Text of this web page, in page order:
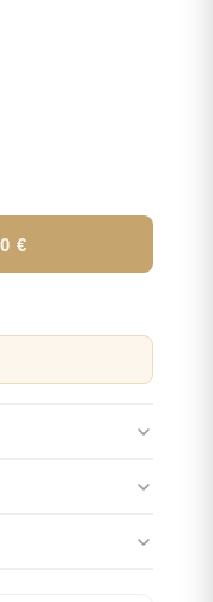
€
a la vez que
interno hacia el